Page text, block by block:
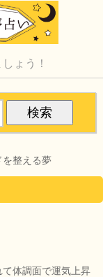
ょう！
を整える夢
体調面で運気上昇